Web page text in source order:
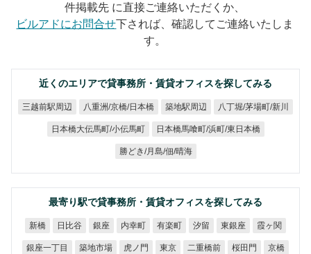
件掲載先 に直接ご連絡いただくか、
ビルアドにお問合せ下されば、確認してご連絡いたしま
す。
近くのエリアで貸事務所・賃貸オフィスを探してみる
三越前駅周辺 八重洲/京橋/日本橋 築地駅周辺 八丁堀/茅場町/新川
日本橋大伝馬町/小伝馬町 日本橋馬喰町/浜町/東日本橋
勝どき/月島/佃/晴海
最寄り駅で貸事務所・賃貸オフィスを探してみる
新橋 日比谷 銀座 内幸町 有楽町 汐留 東銀座 霞ヶ関
銀座一丁目 築地市場 虎ノ門 東京 二重橋前 桜田門 京橋